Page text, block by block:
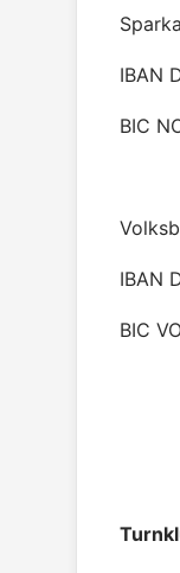
IBAN
BIC
IBAN
BIC